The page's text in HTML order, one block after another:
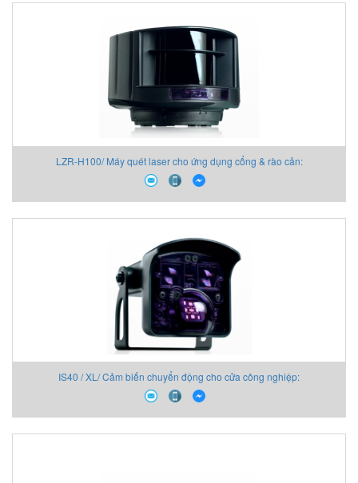
LZR-H100/ Máy quét laser cho ứng dụng cổng & rào cản:
IS40 / XL/ Cảm biến chuyển động cho cửa công nghiệp: